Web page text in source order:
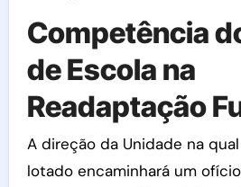
Competência
de Escola na
Readaptação
A direção da Unidade na
lotado encaminhará um